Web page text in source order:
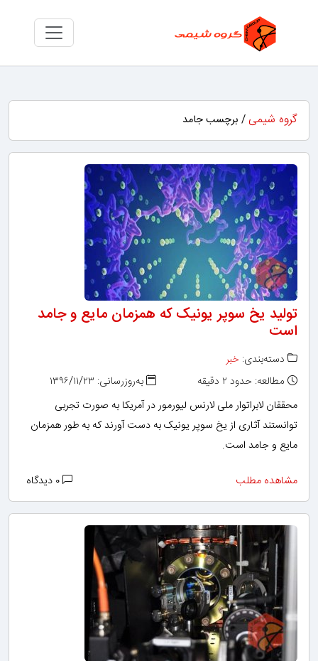
گروه شیمی / برچسب جامد
تولید یخ سوپر یونیک که همزمان مایع و جامد
است
دسته‌بندی: خبر
مطالعه: حدود ۲ دقیقه
به‌روزرسانی: ۱۳۹۶/۱۱/۲۳
محققان لابراتوار ملی لارنس لیورمور در آمریکا به صورت تجربی
توانستند آثاری از یخ سوپر یونیک به دست آورند که به طور همزمان
مایع و جامد است.
مشاهده مطلب